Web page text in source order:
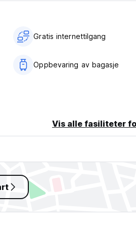
Gratis internettilgang
Oppbevaring av bagasje
Vis alle fasiliteter